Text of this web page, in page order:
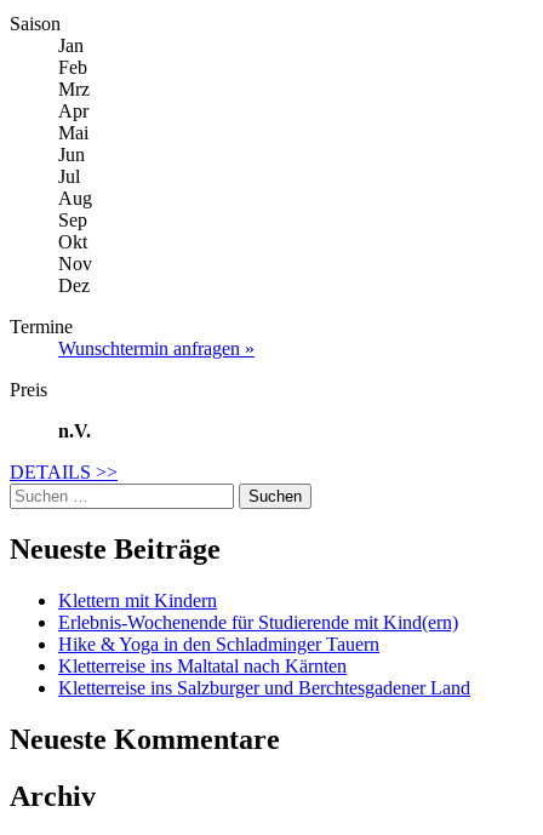
Saison
Jan
Feb
Mrz
Apr
Mai
Jun
Jul
Aug
Sep
Okt
Nov
Dez
Termine
Wunschtermin anfragen »
Preis
n.V.
DETAILS >>
Suche
nach:
Neueste Beiträge
Klettern mit Kindern
Erlebnis-Wochenende für Studierende mit Kind(ern)
Hike & Yoga in den Schladminger Tauern
Kletterreise ins Maltatal nach Kärnten
Kletterreise ins Salzburger und Berchtesgadener Land
Neueste Kommentare
Archiv